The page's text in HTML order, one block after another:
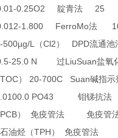
0.25O2 靛青法 25
1.800 FerroMo法
L （Cl2 ） DPD流通池
25.0 N 过LiuSuan盐氧
TOC） 20-700C Suan碱指示
PO43 钼锑抗法
PCB） 免疫管法 免疫管
油烃（TPH ） 免疫管法